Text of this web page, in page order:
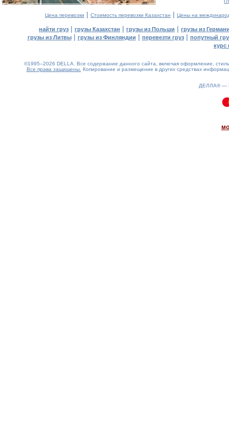
Цена перевозки | Стоимость перевозки Казахстан | Цены на
найти груз | грузы Казахстан | грузы из Польши | грузы из
грузы из Литвы| грузы из Финляндии | перевезти груз| попутный
курс
©1995–2026 DELLA. Все содержание данного сайта, включая оформление,
Все права защищены. Копирование и размещение в других средствах
ДЕЛЛА® —